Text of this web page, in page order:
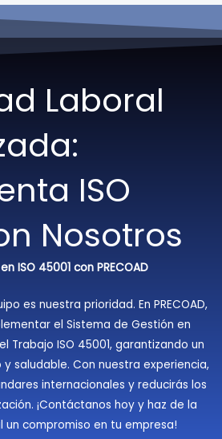
Laboral
ISO
Nosotros
ISO 45001 con PRECOAD
es nuestra prioridad. En PRECOAD,
el Sistema de Gestión en
Trabajo ISO 45001, garantizando un
saludable. Con nuestra experiencia,
internacionales y reducirás los
¡Contáctanos hoy y haz de la
un compromiso en tu empresa!